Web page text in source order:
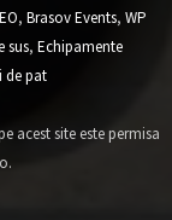
, Brasov Events, WP
sus, Echipamente
de pat
acest site este permisa